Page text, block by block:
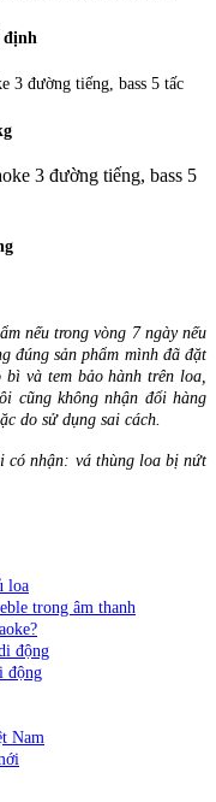
định
nếu trong vòng 7 ngày nếu
đúng sản phẩm mình đã đặt
và tem bảo hành trên loa,
cũng không nhận đổi hàng
do sử dụng sai cách.
có nhận: vá thùng loa bị nứt
loa
trong âm thanh
động
động
Nam